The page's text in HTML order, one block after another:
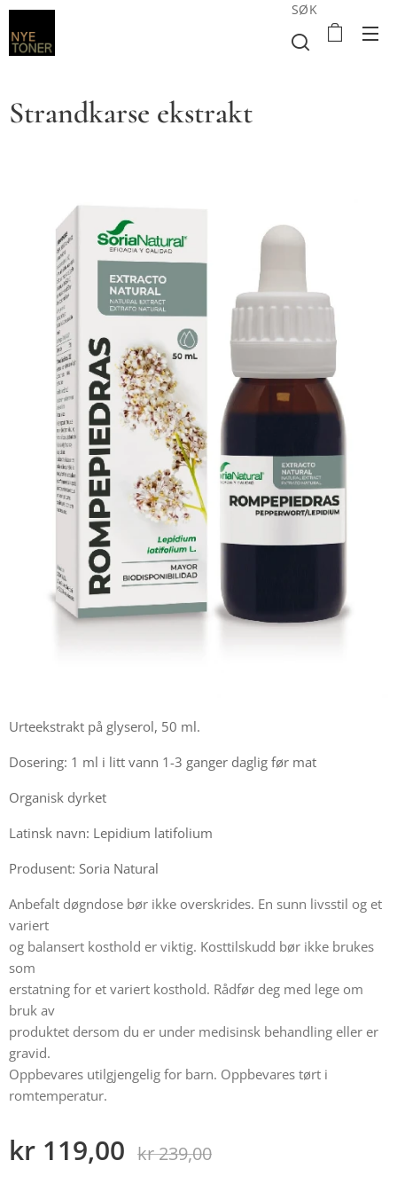
SØK
Strandkarse ekstrakt
Urteekstrakt på glyserol, 50 ml.
Dosering: 1 ml i litt vann 1-3 ganger daglig før mat
Organisk dyrket
Latinsk navn: Lepidium latifolium
Produsent: Soria Natural
Anbefalt døgndose bør ikke overskrides. En sunn livsstil og et
variert
og balansert kosthold er viktig. Kosttilskudd bør ikke brukes
som
erstatning for et variert kosthold. Rådfør deg med lege om
bruk av
produktet dersom du er under medisinsk behandling eller er
gravid.
Oppbevares utilgjengelig for barn. Oppbevares tørt i
romtemperatur.
kr 119,00 kr239,00